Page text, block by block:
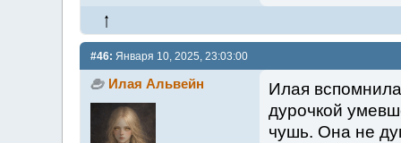
#46: Января 10, 2025, 23:03:00
Илая Альвейн
Илая
дурочкой
чушь. Она не